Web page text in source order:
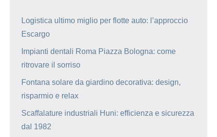
Logistica ultimo miglio per flotte auto: l’approccio
Escargo
Impianti dentali Roma Piazza Bologna: come
ritrovare il sorriso
Fontana solare da giardino decorativa: design,
risparmio e relax
Scaffalature industriali Huni: efficienza e sicurezza
dal 1982